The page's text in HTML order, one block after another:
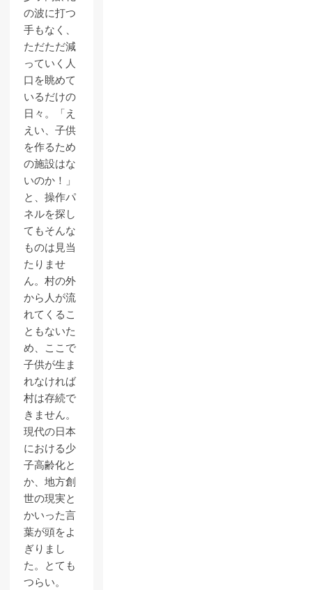
の波に打つ
手もなく、
ただただ減
っていく人
口を眺めて
いるだけの
日々。「え
えい、子供
を作るため
の施設はな
いのか！」
と、操作パ
ネルを探し
てもそんな
ものは見当
たりませ
ん。村の外
から人が流
れてくるこ
ともないた
め、ここで
子供が生ま
れなければ
村は存続で
きません。
現代の日本
における少
子高齢化と
か、地方創
世の現実と
かいった言
葉が頭をよ
ぎりまし
た。とても
つらい。